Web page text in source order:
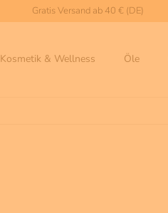
Gratis Versand ab 40 € (DE)
Kosmetik & Wellness Öle